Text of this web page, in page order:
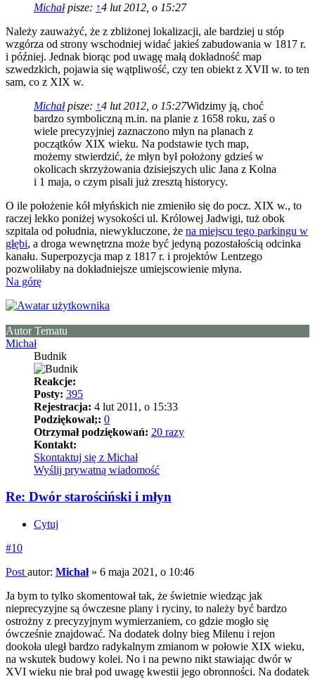
Michałpisze: ↑4 lut 2012, o 15:27
Należy zauważyć, że z zbliżonej lokalizacji, ale bardziej u stóp
wzgórza od strony wschodniej widać jakieś zabudowania w 1817 r.
i później. Jednak biorąc pod uwagę małą dokładność map
szwedzkich, pojawia się wątpliwość, czy ten obiekt z XVII w. to ten
sam, co z XIX w.
Michałpisze: ↑4 lut 2012, o 15:27Widzimy ją, choć
bardzo symboliczną m.in. na planie z 1658 roku, zaś o
wiele precyzyjniej zaznaczono młyn na planach z
początków XIX wieku. Na podstawie tych map,
możemy stwierdzić, że młyn był położony gdzieś w
okolicach skrzyżowania dzisiejszych ulic Jana z Kolna
i 1 maja, o czym pisali już zresztą historycy.
O ile położenie kół młyńskich nie zmieniło się do pocz. XIX w., to
raczej lekko poniżej wysokości ul. Królowej Jadwigi, tuż obok
szpitala od południa, niewykluczone, że na miejscu tego parkingu w
głębi, a droga wewnętrzna może być jedyną pozostałością odcinka
kanału. Superpozycja map z 1817 r. i projektów Lentzego
pozwoliłaby na dokładniejsze umiejscowienie młyna.
Na górę
Autor Tematu
Michał
Budnik
Reakcje:
Posty: 395
Rejestracja: 4 lut 2011, o 15:33
Podziękował;: 0
Otrzymał podziękowań: 20 razy
Kontakt:
Skontaktuj się z Michał
Wyślij prywatną wiadomość
Re: Dwór starościński i młyn
Cytuj
#10
Post autor: Michał» 6 maja 2021, o 10:46
Ja bym to tylko skomentował tak, że świetnie wiedząc jak
nieprecyzyjne są ówczesne plany i ryciny, to należy być bardzo
ostrożny z precyzyjnym wymierzaniem, co gdzie mogło się
ówcześnie znajdować. Na dodatek dolny bieg Milenu i rejon
dookoła uległ bardzo radykalnym zmianom w połowie XIX wieku,
na wskutek budowy kolei. No i na pewno nikt stawiając dwór w
XVI wieku nie brał pod uwagę kwestii jego obronności. Na dodatek